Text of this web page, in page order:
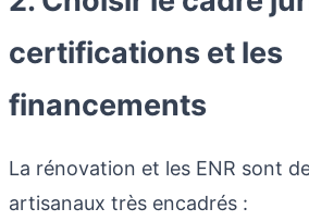
certifications et les
financements
La rénovation et les ENR sont
artisanaux très encadrés :